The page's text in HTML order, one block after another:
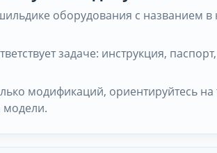
оборудования с названием в
задаче: инструкция,
модификаций, ориентируйтесь
модели.